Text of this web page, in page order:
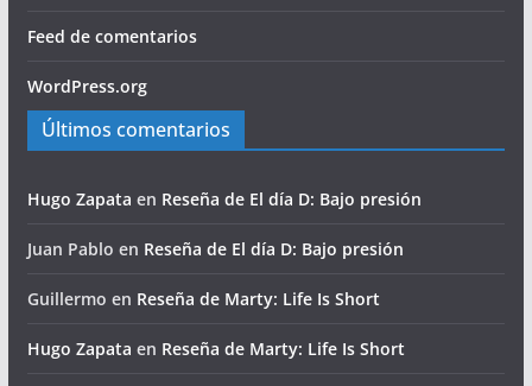
Feed de comentarios
WordPress.org
Últimos comentarios
Hugo Zapata en Reseña de El día D: Bajo presión
Juan Pablo en Reseña de El día D: Bajo presión
Guillermo en Reseña de Marty: Life Is Short
Hugo Zapata en Reseña de Marty: Life Is Short